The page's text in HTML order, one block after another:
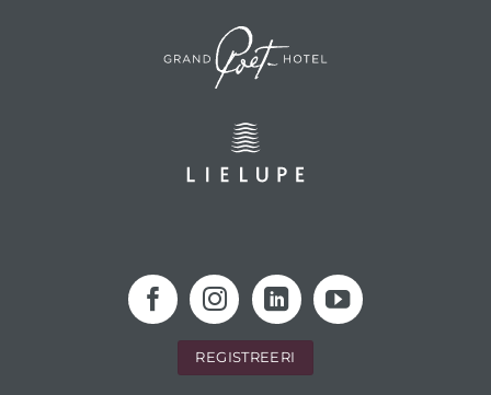
REGISTREERI